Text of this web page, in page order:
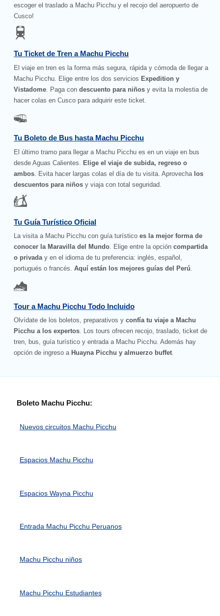
escoger el traslado a Machu Picchu y el recojo del aeropuerto de
Cusco!
Tu Ticket de Tren a Machu Picchu
El viaje en tren es la forma más segura, rápida y cómoda de llegar a
Machu Picchu. Elige entre los dos servicios Expedition y
Vistadome . Paga condescuento para niños y evita la molestia de
hacer colas en Cusco para adquirir este ticket.
Tu Boleto de Bus hasta Machu Picchu
El último tramo para llegar a Machu Picchu es en un viaje en bus
desde Aguas Calientes. Elige el viaje de subida, regreso o
ambos . Evita hacer largas colas el día de tu visita. Aprovecha los
descuentos para niños y viaja con total seguridad.
Tu Guía Turístico Oficial
La visita a Machu Picchu con guía turístico es la mejor forma de
conocer la Maravilla del Mundo. Elige entre la opcióncompartida
o privaday en el idioma de tu preferencia: inglés, español,
portugués o francés.Aquí están los mejores guías del Perú.
Tour a Machu Picchu Todo Incluido
Olvídate de los boletos, preparativos yconfía tu viaje a Machu
Picchu a los expertos. Los tours ofrecen recojo, traslado, ticket de
tren, bus, guía turístico y entrada a Machu Picchu. Además hay
opción de ingreso a Huayna Picchu y almuerzo buffet.
Boleto Machu Picchu:
Nuevos circuitos Machu Picchu
Espacios Machu Picchu
Espacios Wayna Picchu
Entrada Machu Picchu Peruanos
Machu Picchu niños
Machu Picchu Estudiantes